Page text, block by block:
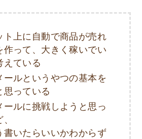
ト上に自動で商品が売れ
作って、大きく稼いでい
えている
ールというやつの基本を
思っている
ールに挑戦しようと思っ
書いたらいいかわからず